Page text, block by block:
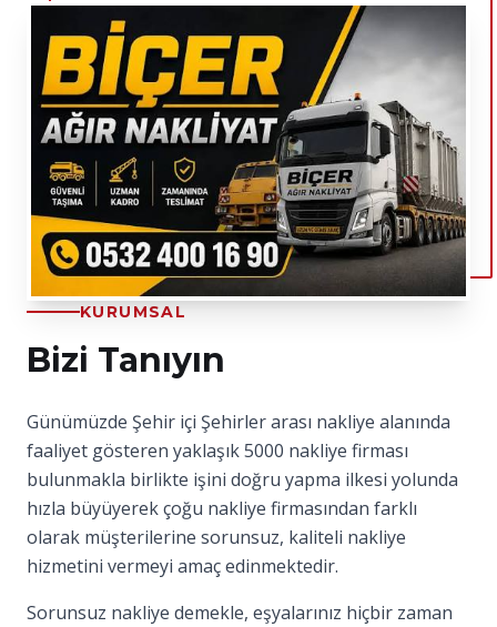
KURUMSAL
Bizi Tanıyın
Günümüzde Şehir içi Şehirler arası nakliye alanında
faaliyet gösteren yaklaşık 5000 nakliye firması
bulunmakla birlikte işini doğru yapma ilkesi yolunda
hızla büyüyerek çoğu nakliye firmasından farklı
olarak müşterilerine sorunsuz, kaliteli nakliye
hizmetini vermeyi amaç edinmektedir.
Sorunsuz nakliye demekle, eşyalarınız hiçbir zaman